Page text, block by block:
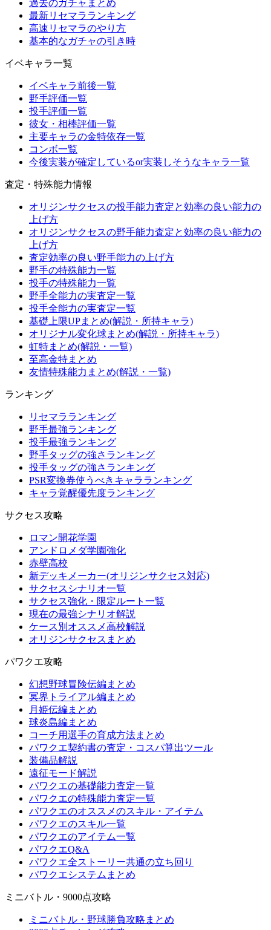
過去のガチャまとめ
最新リセマラランキング
高速リセマラのやり方
基本的なガチャの引き時
イベキャラ一覧
イベキャラ前後一覧
野手評価一覧
投手評価一覧
彼女・相棒評価一覧
主要キャラの金特依存一覧
コンボ一覧
今後実装が確定しているor実装しそうなキャラ一覧
査定・特殊能力情報
オリジンサクセスの投手能力査定と効率の良い能力の
上げ方
オリジンサクセスの野手能力査定と効率の良い能力の
上げ方
査定効率の良い野手能力の上げ方
野手の特殊能力一覧
投手の特殊能力一覧
野手全能力の実査定一覧
投手全能力の実査定一覧
基礎上限UPまとめ(解説・所持キャラ)
オリジナル変化球まとめ(解説・所持キャラ)
虹特まとめ(解説・一覧)
至高金特まとめ
友情特殊能力まとめ(解説・一覧)
ランキング
リセマラランキング
野手最強ランキング
投手最強ランキング
野手タッグの強さランキング
投手タッグの強さランキング
PSR変換券使うべきキャラランキング
キャラ覚醒優先度ランキング
サクセス攻略
ロマン開花学園
アンドロメダ学園強化
赤壁高校
新デッキメーカー(オリジンサクセス対応)
サクセスシナリオ一覧
サクセス強化・限定ルート一覧
現在の最強シナリオ解説
ケース別オススメ高校解説
オリジンサクセスまとめ
パワクエ攻略
幻想野球冒険伝編まとめ
冥界トライアル編まとめ
月姫伝編まとめ
球炎島編まとめ
コーチ用選手の育成方法まとめ
パワクエ契約書の査定・コスパ算出ツール
装備品解説
遠征モード解説
パワクエの基礎能力査定一覧
パワクエの特殊能力査定一覧
パワクエのオススメのスキル・アイテム
パワクエのスキル一覧
パワクエのアイテム一覧
パワクエQ&A
パワクエ全ストーリー共通の立ち回り
パワクエシステムまとめ
ミニバトル・9000点攻略
ミニバトル・野球勝負攻略まとめ